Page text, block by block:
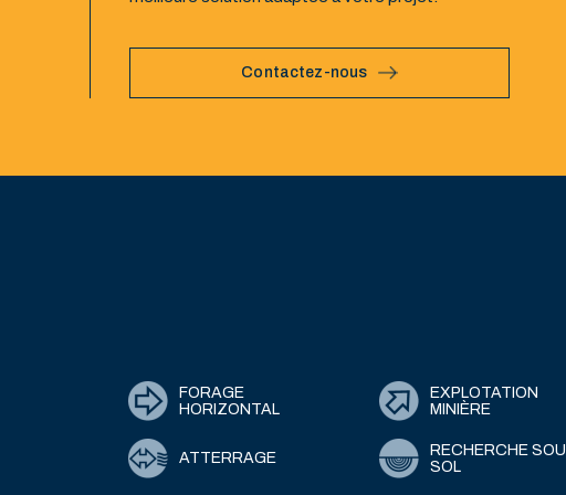
Contactez-nous
FORAGE
HORIZONTAL
ATTERRAGE
EXPLOTATION
MINIÈRE
RECHERCHE
SOL